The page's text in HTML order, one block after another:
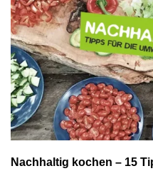
Nachhaltig kochen – 15